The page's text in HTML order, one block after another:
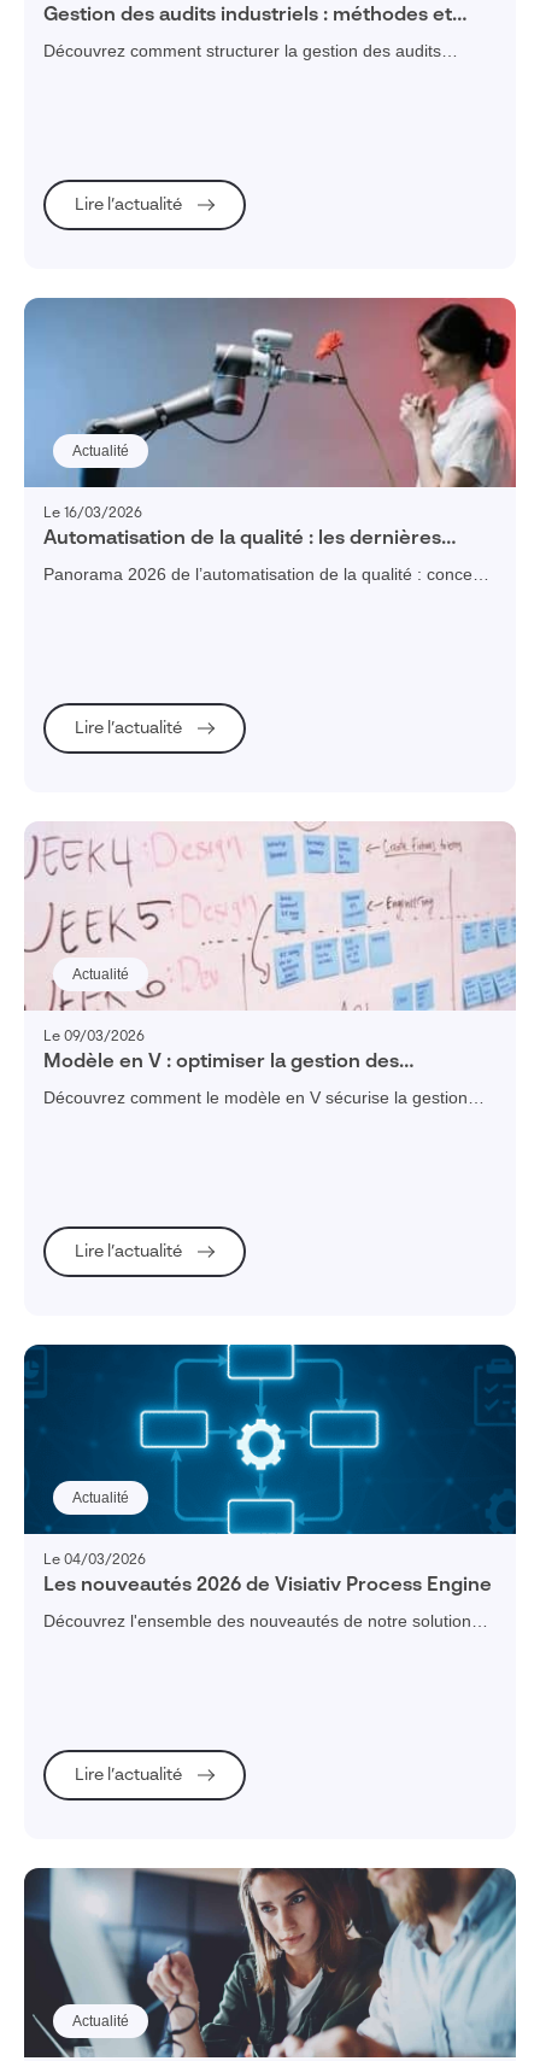
Gestion des audits industriels : méthodes et
bonnes pratiques pour piloter vos audits qualité
Découvrez comment structurer la gestion des audits
Lire l’actualité
Actualité
Le 16/03/2026
Automatisation de la qualité : les dernières
avancées logicielles qui changent le pilotage
Panorama 2026 de l’automatisation de la qualité : concepts
Lire l’actualité
Actualité
Le 09/03/2026
Modèle en V : optimiser la gestion des
exigences sans perdre la maîtrise
Découvrez comment le modèle en V sécurise la gestion
Lire l’actualité
Actualité
Le 04/03/2026
Les nouveautés 2026 de Visiativ Process Engine
Découvrez l'ensemble des nouveautés de notre solution
Lire l’actualité
Actualité